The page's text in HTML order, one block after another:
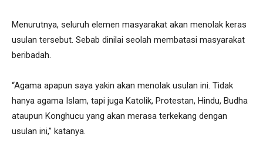
Menurutnya, seluruh elemen masyarakat akan menolak keras
usulan tersebut. Sebab dinilai seolah membatasi masyarakat
beribadah.
“Agama apapun saya yakin akan menolak usulan ini. Tidak
hanya agama Islam, tapi juga Katolik, Protestan, Hindu, Budha
ataupun Konghucu yang akan merasa terkekang dengan
usulan ini,” katanya.